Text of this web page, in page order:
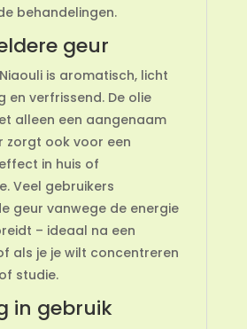
behandelingen.
geur
is aromatisch, licht
en verfrissend. De olie
alleen een aangenaam
zorgt ook voor een
in huis of
Veel gebruikers
geur vanwege de energie
– ideaal na een
als je je wilt concentreren
studie.
in gebruik